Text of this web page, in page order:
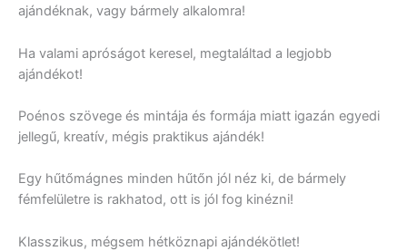
ajándéknak, vagy bármely alkalomra!
Ha valami apróságot keresel, megtaláltad a legjobb
ajándékot!
Poénos szövege és mintája és formája miatt igazán egyedi
jellegű, kreatív, mégis praktikus ajándék!
Egy hűtőmágnes minden hűtőn jól néz ki, de bármely
fémfelületre is rakhatod, ott is jól fog kinézni!
Klasszikus, mégsem hétköznapi ajándékötlet!